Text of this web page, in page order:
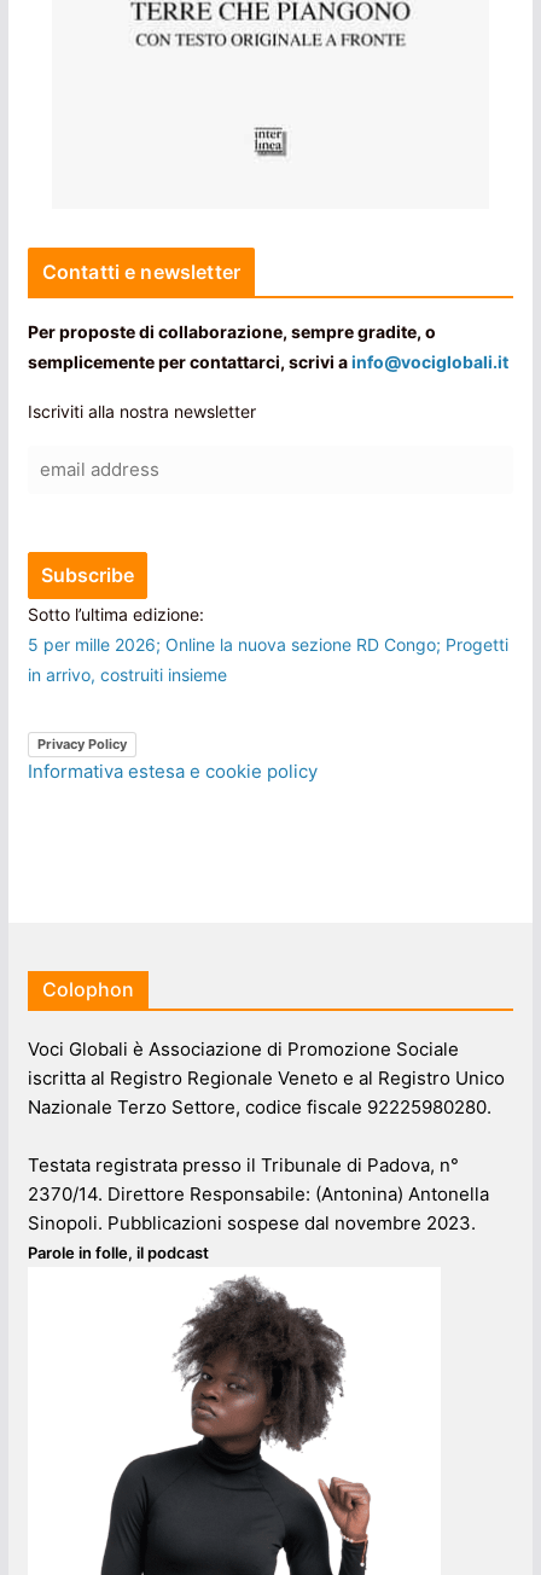
Contatti e newsletter
Per proposte di collaborazione, sempre gradite, o
semplicemente per contattarci, scrivi ainfo@vociglobali.it
Iscriviti alla nostra newsletter
Sotto l’ultima edizione:
5 per mille 2026; Online la nuova sezione RD Congo; Progetti
in arrivo, costruiti insieme
Privacy Policy
Informativa estesa e cookie policy
Colophon
Voci Globali è Associazione di Promozione Sociale
iscritta al Registro Regionale Veneto e al Registro Unico
Nazionale Terzo Settore, codice fiscale 92225980280.
Testata registrata presso il Tribunale di Padova, n°
2370/14. Direttore Responsabile: (Antonina) Antonella
Sinopoli. Pubblicazioni sospese dal novembre 2023.
Parole in folle, il podcast